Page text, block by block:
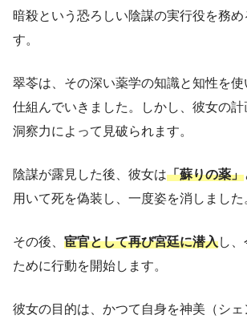
暗殺という恐ろしい陰謀の実行役を務め
す。
翠苓は、その深い薬学の知識と知性を
仕組んでいきました。しかし、彼女の
洞察力によって見破られます。
陰謀が露見した後、彼女は「蘇りの薬」
用いて死を偽装し、一度姿を消しました
その後、 宦官として再び宮廷に潜入し
ために行動を開始します。
彼女の目的は、かつて自身を神美（シ